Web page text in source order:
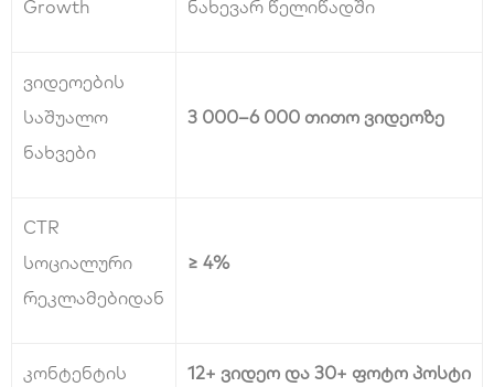
Growth ნახევარ წელიწადში
ვიდეოების
საშუალო
ნახვები
3 000–6 000 თითო ვიდეოზე
CTR
სოციალური
რეკლამებიდან
≥ 4%
კონტენტის
12+ ვიდეო და 30+ ფოტო პოსტი